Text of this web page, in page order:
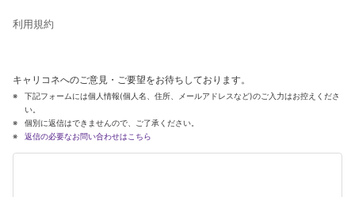
利用規約
キャリコネへのご意見・ご要望をお待ちしております。
下記フォームには個人情報(個人名、住所、メールアドレスなど)のご入力はお控えくださ
い。
個別に返信はできませんので、ご了承ください。
返信の必要なお問い合わせはこちら